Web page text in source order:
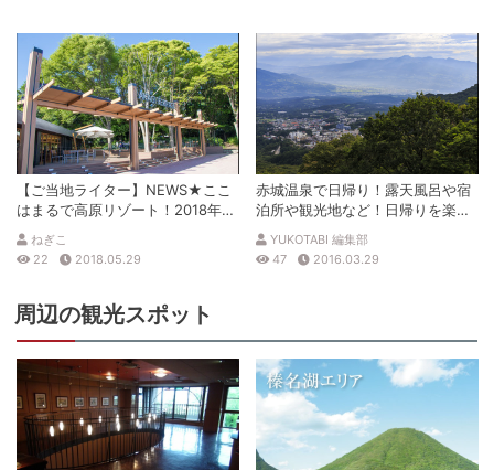
【ご当地ライター】NEWS★ここ
はまるで高原リゾート！2018年4
月関越道、赤城高原SA（上り）が
リニューアルオープン
ねぎこ
22
2018.05.29
赤城温泉で日帰り！露天風呂や宿
泊所や観光地など！日帰りを楽し
むための情報満載！
YUKOTABI 編集部
47
2016.03.29
周辺の観光スポット